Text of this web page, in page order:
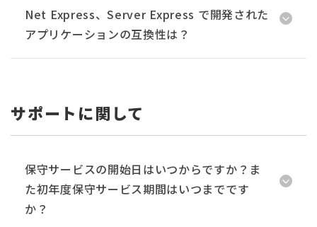
Net Express、Server Express で開発された
アプリケーションの互換性は？
サポートに関して
保守サービスの開始日はいつからですか？ま
た初年度保守サービス期間はいつまでです
か？